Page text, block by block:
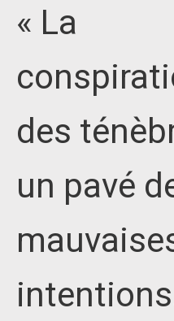
« La
des
un pavé